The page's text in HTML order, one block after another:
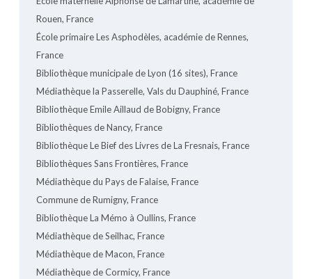
Rouen, France
École primaire Les Asphodèles, académie de Rennes,
France
Bibliothèque municipale de Lyon (16 sites), France
Médiathèque la Passerelle, Vals du Dauphiné, France
Bibliothèque Emile Aillaud de Bobigny, France
Bibliothèques de Nancy, France
Bibliothèque Le Bief des Livres de La Fresnais, France
Bibliothèques Sans Frontières, France
Médiathèque du Pays de Falaise, France
Commune de Rumigny, France
Bibliothèque La Mémo à Oullins, France
Médiathèque de Seilhac, France
Médiathèque de Macon, France
Médiathèque de Cormicy, France